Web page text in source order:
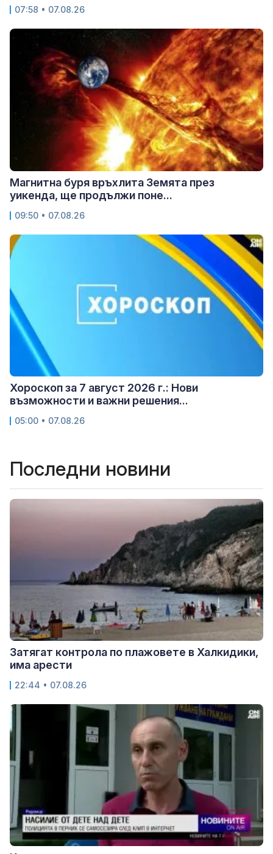
07:58 • 07.08.26
Магнитна буря връхлита Земята през
уикенда, ще продължи поне...
09:50 • 07.08.26
Хороскоп за 7 август 2026 г.: Нови
възможности и важни решения...
05:00 • 07.08.26
Последни новини
Затягат контрола по плажовете в Халкидики,
има арести
22:44 • 07.08.26